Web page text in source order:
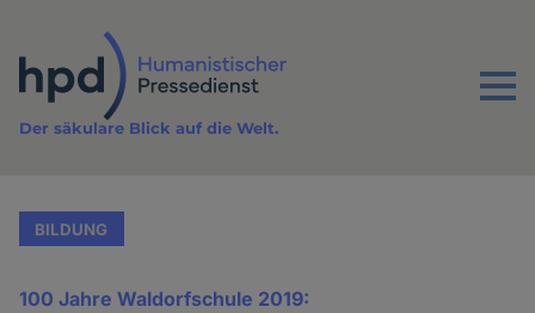
Inhalt
Menu
Der säkulare Blick auf die Welt.
BILDUNG
100 Jahre Waldorfschule 2019: